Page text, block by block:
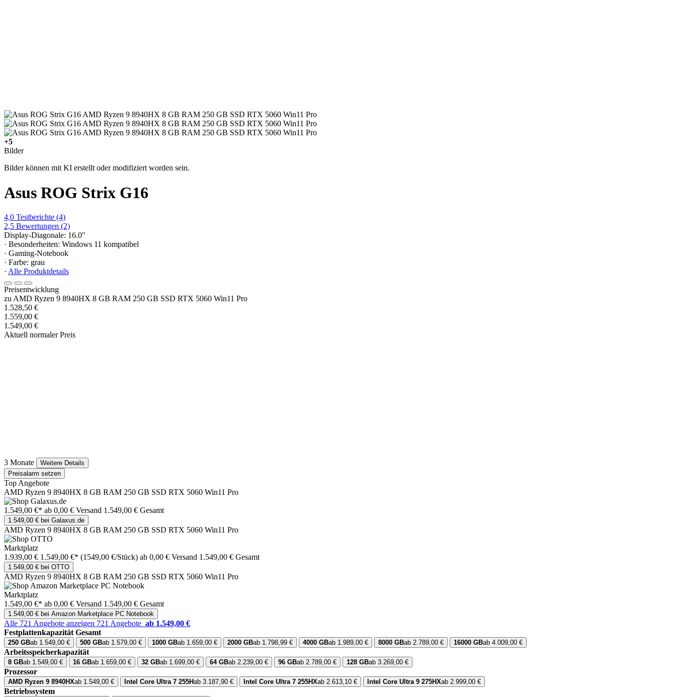
+5
Bilder
Bilder können mit KI erstellt oder modifiziert worden sein.
Asus ROG Strix G16
4,0 Testberichte (4)
2,5 Bewertungen (2)
Display-Diagonale: 16.0"
· Besonderheiten: Windows 11 kompatibel
· Gaming-Notebook
· Farbe: grau
· Alle Produktdetails
Preisentwicklung
zu AMD Ryzen 9 8940HX 8 GB RAM 250 GB SSD RTX 5060 Win11 Pro
1.528,50 €
1.559,00 €
1.549,00 €
Aktuell normaler Preis
3 Monate
Weitere Details
Preisalarm setzen
Top Angebote
AMD Ryzen 9 8940HX 8 GB RAM 250 GB SSD RTX 5060 Win11 Pro
1.549,00 €* ab 0,00 € Versand 1.549,00 € Gesamt
1.549,00 € bei Galaxus.de
AMD Ryzen 9 8940HX 8 GB RAM 250 GB SSD RTX 5060 Win11 Pro
Marktplatz
1.939,00 € 1.549,00 €* (1549,00 €/Stück) ab 0,00 € Versand 1.549,00 € Gesamt
1.549,00 € bei OTTO
AMD Ryzen 9 8940HX 8 GB RAM 250 GB SSD RTX 5060 Win11 Pro
Marktplatz
1.549,00 €* ab 0,00 € Versand 1.549,00 € Gesamt
1.549,00 € bei Amazon Marketplace PC Notebook
Alle 721 Angebote anzeigen 721 Angebote ab 1.549,00 €
Festplattenkapazität Gesamt
250 GBab 1.549,00 € 500 GBab 1.579,00 € 1000 GBab 1.659,00 € 2000 GBab 1.798,99 € 4000 GBab 1.989,00 € 8000 GBab 2.789,00 € 16000 GBab 4.009,00 €
Arbeitsspeicherkapazität
8 GBab 1.549,00 € 16 GBab 1.659,00 € 32 GBab 1.699,00 € 64 GBab 2.239,00 € 96 GBab 2.789,00 € 128 GBab 3.269,00 €
Prozessor
AMD Ryzen 9 8940HXab 1.549,00 € Intel Core Ultra 7 255Hab 3.187,90 € Intel Core Ultra 7 255HXab 2.613,10 € Intel Core Ultra 9 275HXab 2.999,00 €
Betriebssystem